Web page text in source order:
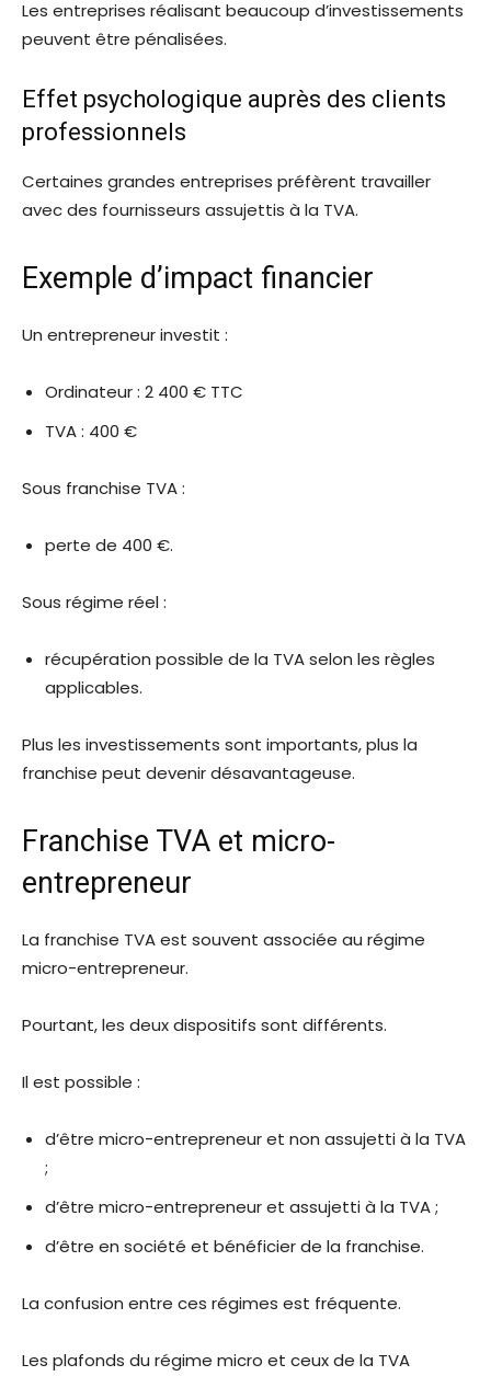
Les entreprises réalisant beaucoup d’investissements
peuvent être pénalisées.
Effet psychologique auprès des clients
professionnels
Certaines grandes entreprises préfèrent travailler
avec des fournisseurs assujettis à la TVA.
Exemple d’impact financier
Un entrepreneur investit :
Ordinateur : 2 400 € TTC
TVA : 400 €
Sous franchise TVA :
perte de 400 €.
Sous régime réel :
récupération possible de la TVA selon les règles
applicables.
Plus les investissements sont importants, plus la
franchise peut devenir désavantageuse.
Franchise TVA et micro-
entrepreneur
La franchise TVA est souvent associée au régime
micro-entrepreneur.
Pourtant, les deux dispositifs sont différents.
Il est possible :
d’être micro-entrepreneur et non assujetti à la TVA
;
d’être micro-entrepreneur et assujetti à la TVA ;
d’être en société et bénéficier de la franchise.
La confusion entre ces régimes est fréquente.
Les plafonds du régime micro et ceux de la TVA